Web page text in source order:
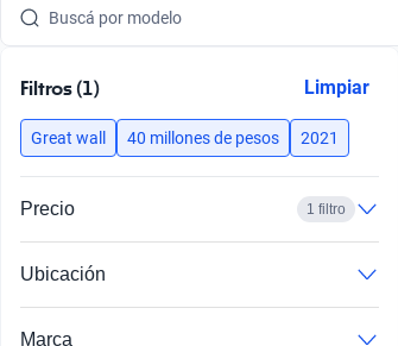
Buscá por modelo
Buscá por año
Buscá por marca
Buscá por versión
Buscá por año
Filtros (1) Limpiar
Great wall 40 millones de pesos 2021
Precio 1 filtro
Ubicación
Marca